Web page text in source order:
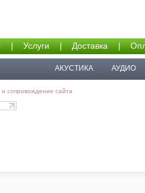
| Услуги | Доставка |
АКУСТИКА АУДИО
сопровождение сайта